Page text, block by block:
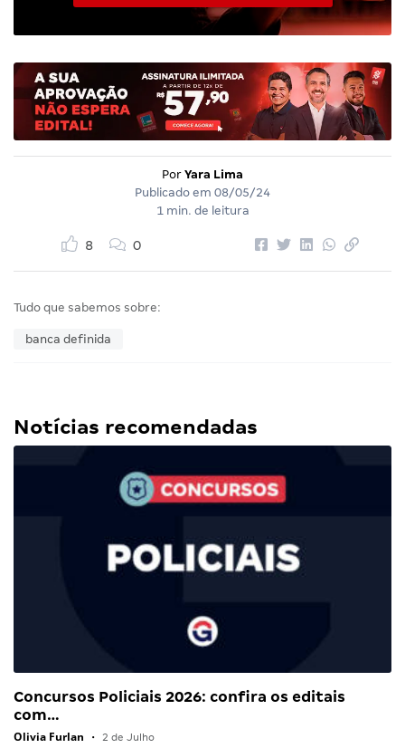
Por Yara Lima
Publicado em 08/05/24
1 min. de leitura
8 0
Tudo que sabemos sobre:
banca definida
Notícias recomendadas
Concursos Policiais 2026: confira os editais
com…
Olivia Furlan • 2 de Julho